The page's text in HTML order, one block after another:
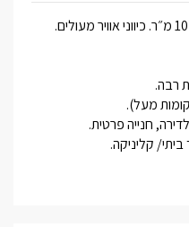
רבה.
קליניקה.